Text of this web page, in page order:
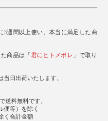
3週間以上使い、本当に満足した商
商品は「 君にヒトメボレ 」で取り
日出荷いたします。
送料無料です。
便等）を除く
く合計金額